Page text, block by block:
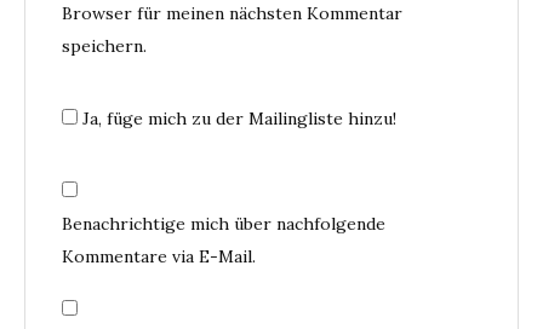
Browser für meinen nächsten Kommentar
speichern.
Ja, füge mich zu der Mailingliste hinzu!
Benachrichtige mich über nachfolgende
Kommentare via E-Mail.